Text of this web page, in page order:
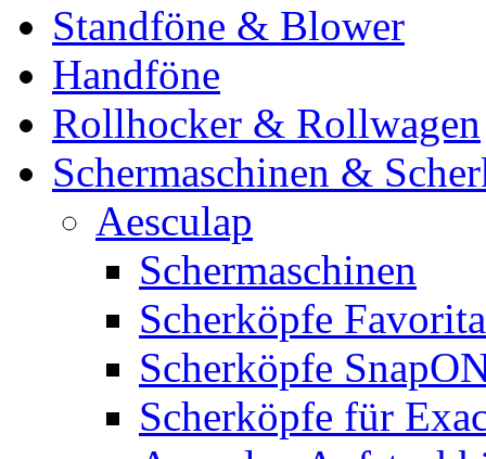
Standföne & Blower
Handföne
Rollhocker & Rollwagen
Schermaschinen &
Aesculap
Schermaschinen
Scherköpfe
Scherköpfe
Scherköpfe für